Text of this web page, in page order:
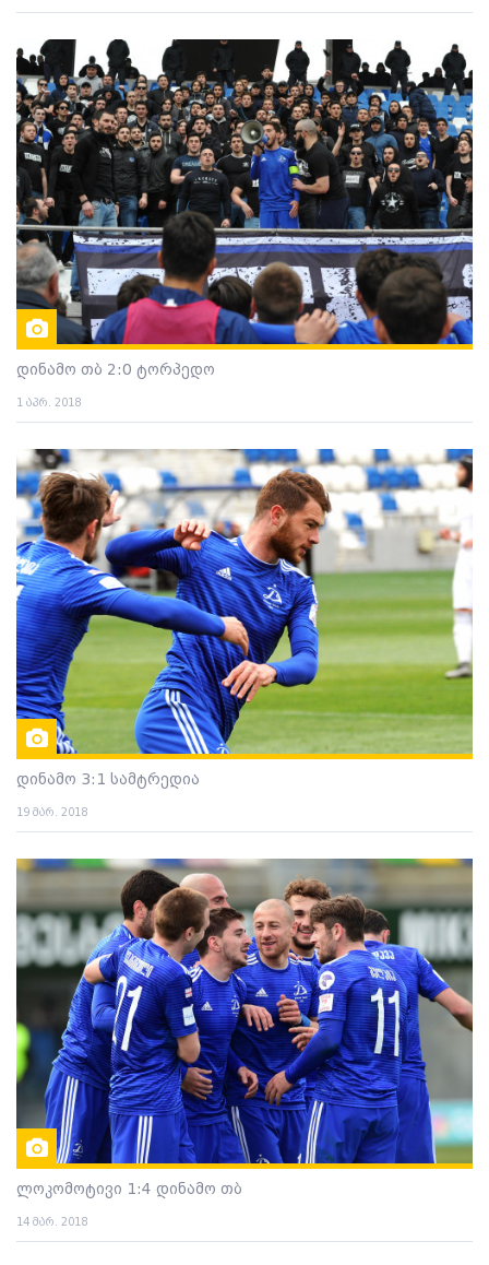
დინამო თბ 2:0 ტორპედო
1 აპრ. 2018
დინამო 3:1 სამტრედია
19 მარ. 2018
ლოკომოტივი 1:4 დინამო თბ
14 მარ. 2018